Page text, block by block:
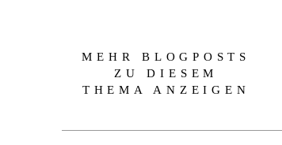
MEHR BLOGPOSTS
ZU DIESEM
THEMA ANZEIGEN